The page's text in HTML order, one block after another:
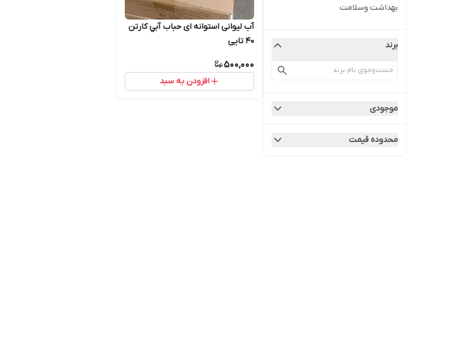
بهداشت وسلامت
برند
موجودی
محدوده قیمت
آب لیوانی استوانه ای حباب آبي کارتن
40 تایی
500,000
افزودن به سبد